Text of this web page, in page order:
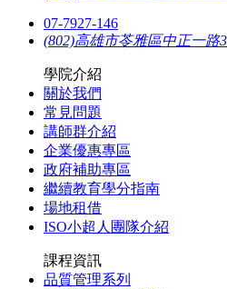
07-7927-146
(802)高雄市苓雅區中正一路
學院介紹
關於我們
常見問題
講師群介紹
企業優惠專區
政府補助專區
繼續教育學分指南
場地租借
ISO小超人團隊介紹
課程資訊
品質管理系列